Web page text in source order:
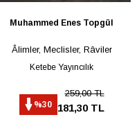
Muhammed Enes Topgül
Âlimler, Meclisler, Râviler
Ketebe Yayıncılık
%30
259,00 TL
181,30 TL